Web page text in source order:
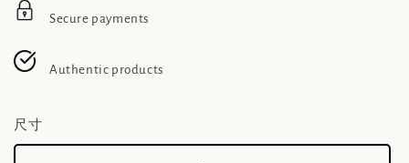
Secure payments
Authentic products
尺寸